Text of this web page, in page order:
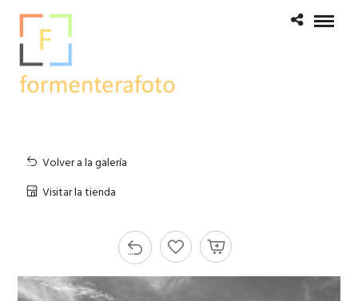
Volver a la galería
Visitar la tienda